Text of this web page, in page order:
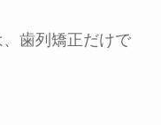
歯列矯正だけで